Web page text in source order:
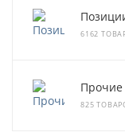
6162
Прочие
825